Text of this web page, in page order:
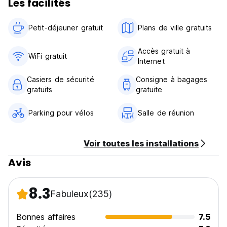
Les facilités
Petit-déjeuner gratuit‎ Plans de ville gratuits
WiFi gratuit
Accès gratuit à
Internet
Casiers de sécurité
gratuits
Consigne à bagages
gratuite
Parking pour vélos Salle de réunion
Voir toutes les installations
Avis
8.3Fabuleux(235)
Bonnes affaires
7.5